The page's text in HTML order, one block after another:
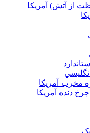
از آتش) آمریکا
مخرب آمريکا
چرخ دنده آمريکا